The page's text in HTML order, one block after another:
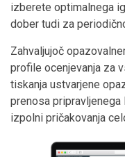
izberete optimalnega
dober tudi za
Zahvaljujoč
profile ocenjevanja za
tiskanja ustvarjene
prenosa pripravljenega
izpolni pričakovanja